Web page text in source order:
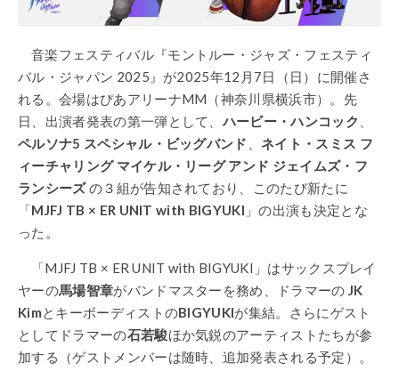
音楽フェスティバル『モントルー・ジャズ・フェスティ
バル・ジャパン 2025』が2025年12月7日（日）に開催さ
れる。会場はぴあアリーナMM（神奈川県横浜市）。先
日、出演者発表の第一弾として、 ハービー・ハンコック
ペルソナ5 スペシャル・ビッグバンド 、ネイト・スミス フ
ィーチャリング マイケル・リーグ アンド ジェイムズ・フ
ランシーズの３組が告知されており、このたび新たに
「MJFJ TB × ER UNIT with BIGYUKI 」の出演も決定とな
った。
「MJFJ TB × ER UNIT with BIGYUKI」はサックスプレイ
ヤーの馬場智章がバンドマスターを務め、ドラマーの JK
Kim とキーボーディストのBIGYUKIが集結。さらにゲスト
としてドラマーの石若駿ほか気鋭のアーティストたちが参
加する（ゲストメンバーは随時、追加発表される予定）。